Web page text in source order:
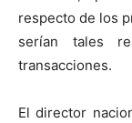
respecto de los
serían tales
transacciones.
El director